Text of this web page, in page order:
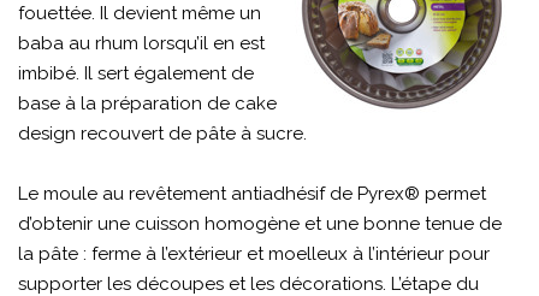
fouettée. Il devient même un
baba au rhum lorsqu’il en est
imbibé. Il sert également de
base à la préparation de cake
design recouvert de pâte à sucre.
Le moule au revêtement antiadhésif de Pyrex® permet
d’obtenir une cuisson homogène et une bonne tenue de
la pâte : ferme à l’extérieur et moelleux à l’intérieur pour
supporter les découpes et les décorations. L’étape du